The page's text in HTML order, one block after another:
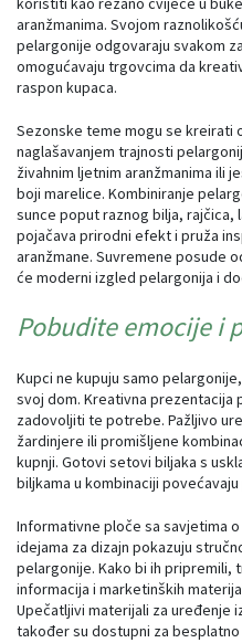
aranžmanima. Svojom
pelargonije odgovaraju svakom
omogućavaju trgovcima da
raspon kupaca.
Sezonske teme mogu se kreirati
naglašavanjem trajnosti
živahnim ljetnim aranžmanima ili
boji marelice. Kombiniranje
sunce poput raznog bilja, rajčica,
pojačava prirodni efekt i pruža
aranžmane. Suvremene posude
će moderni izgled pelargonija i
Pobudite emocije i
Kupci ne kupuju samo
svoj dom. Kreativna prezentacija
zadovoljiti te potrebe. Pažljivo
žardinjere ili promišljene
kupnji. Gotovi setovi biljaka s
biljkama u kombinaciji
Informativne ploče sa savjetima
idejama za dizajn pokazuju
pelargonije. Kako bi ih
informacija i marketinških
Upečatljivi materijali za uređenje
također su dostupni za